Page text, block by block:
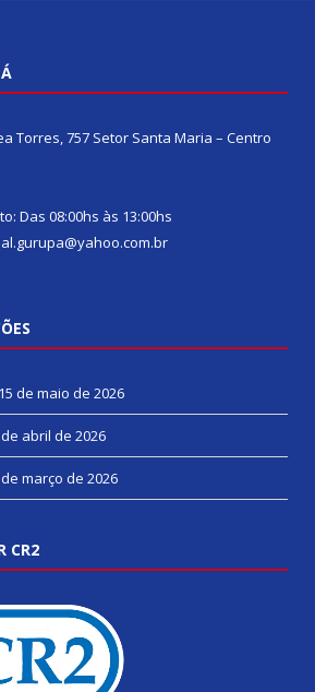
Torres, 757 Setor Santa Maria – Centro
Das 08:00hs às 13:00hs
15 de maio de 2026
abril de 2026
de março de 2026
CR2